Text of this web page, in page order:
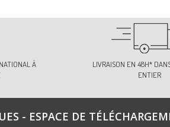
À
LIVRAISON EN 48H*
ENTIER
- ESPACE DE